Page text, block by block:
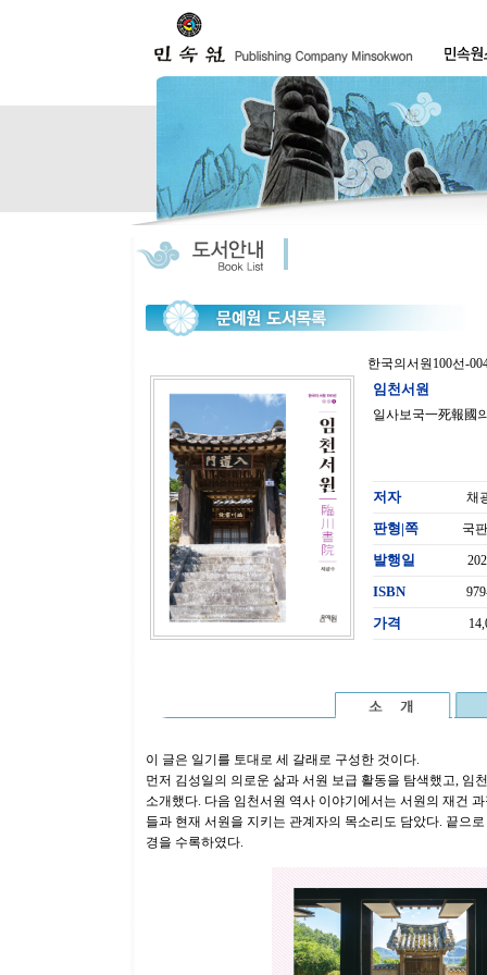
한국의서원100선-
임천서원
일사보국一死報國
저자 채
판형|쪽 국
발행일
ISBN
가격
이 글은 일기를 토대로 세 갈래로 구성한 것이다.
먼저 김성일의 의로운 삶과 서원 보급 활동을 탐색했고, 임
소개했다. 다음 임천서원 역사 이야기에서는 서원의 재건
들과 현재 서원을 지키는 관계자의 목소리도 담았다. 끝으
경을 수록하였다.